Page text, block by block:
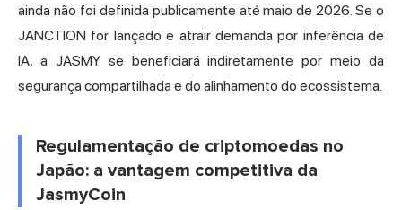
ainda não foi definida publicamente até maio de 2026. Se o
JANCTION for lançado e atrair demanda por inferência de
IA, a JASMY se beneficiará indiretamente por meio da
segurança compartilhada e do alinhamento do ecossistema.
Regulamentação de criptomoedas no
Japão: a vantagem competitiva da
JasmyCoin